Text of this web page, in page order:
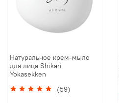
Натуральное крем-мыло
для лица Shikari
Yokasekken
(59)